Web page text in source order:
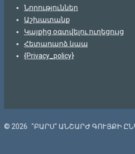
Նորություններ
Աշխատանք
Կայքից օգտվելու ուղեցույց
Հետադարձ կապ
{Privacy_policy}
© 2026 "ԲԱՐՍ" ԱՆՇԱՐԺ ԳՈՒՅՔԻ